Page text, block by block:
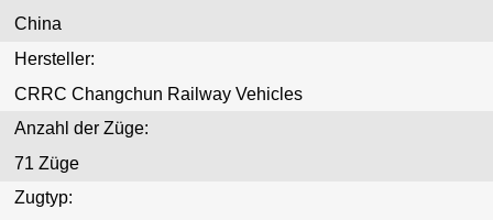
China
Hersteller:
CRRC Changchun Railway Vehicles
Anzahl der Züge:
71 Züge
Zugtyp: